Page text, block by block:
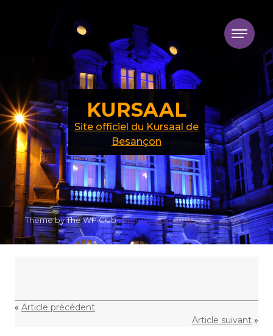
« Article précédent
Article suivant »
KURSAAL
Site officiel du Kursaal de
Besançon
Theme by The WP Club .Proudly powered by WordPress